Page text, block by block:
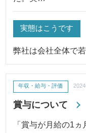
実態はこうです
弊社は会社全体で
賞与について
年収・給与・評価
「賞与が月給の1